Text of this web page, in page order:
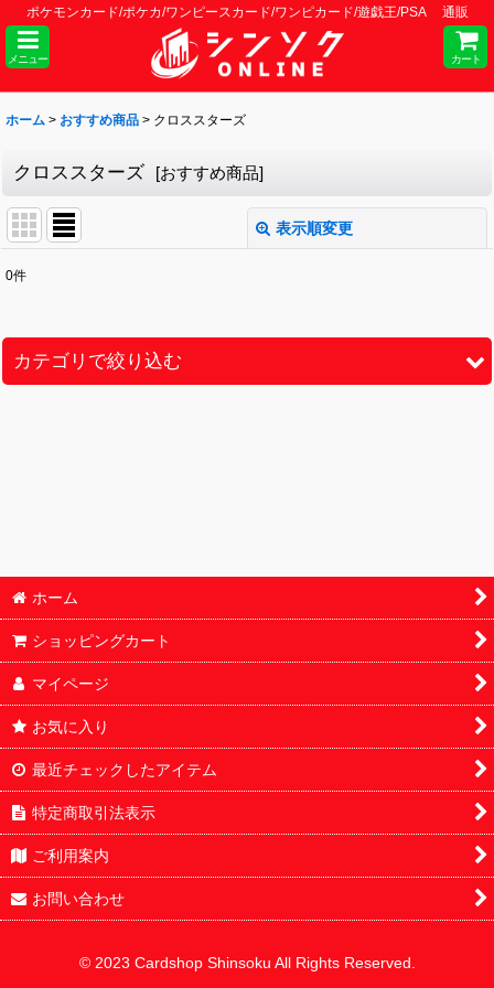
ポケモンカード/ポケカ/ワンピースカード/ワンピカード/遊戯王/PSA 通販
メニュー カート
ホーム > おすすめ商品 > クロススターズ
クロススターズ [おすすめ商品]
表示順変更
表示数
0件
カテゴリで絞り込む
サプライ
デッキ販売
ホーム
ショッピングカート
マイページ
お気に入り
最近チェックしたアイテム
特定商取引法表示
ご利用案内
お問い合わせ
© 2023 Cardshop Shinsoku All Rights Reserved.